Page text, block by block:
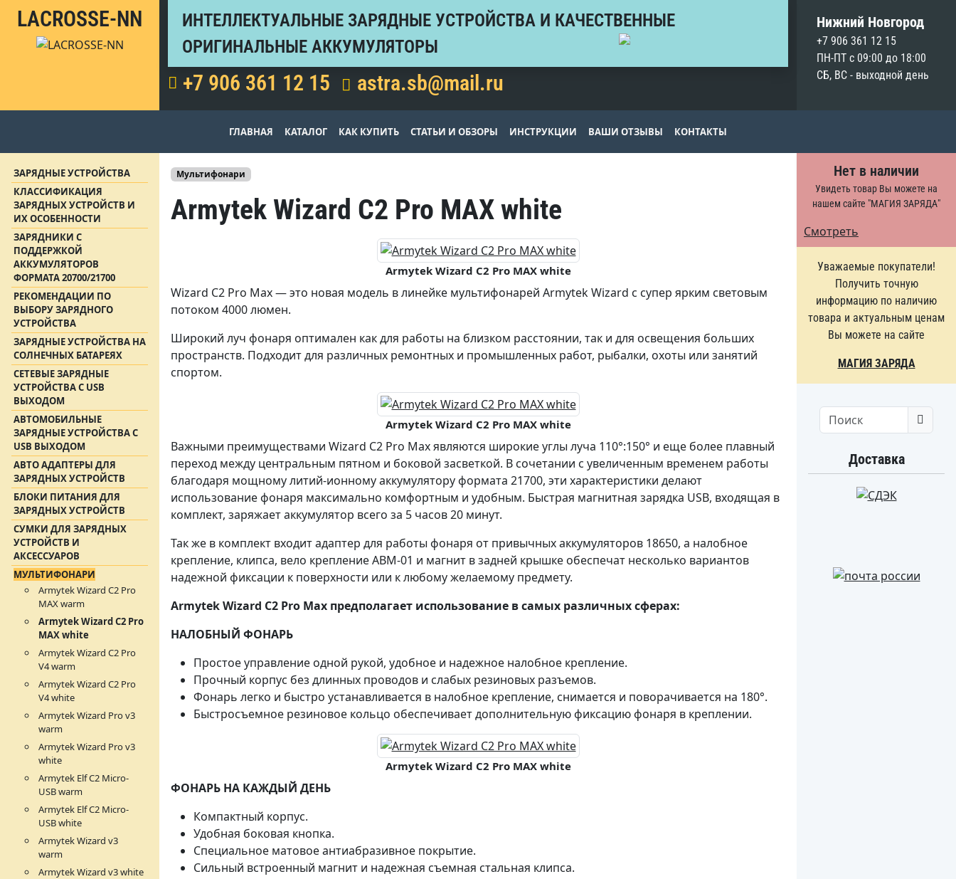
LACROSSE-NN
ИНТЕЛЛЕКТУАЛЬНЫЕ ЗАРЯДНЫЕ УСТРОЙСТВА И КАЧЕСТВЕННЫЕ
ОРИГИНАЛЬНЫЕ АККУМУЛЯТОРЫ
+7 906 361 12 15 astra.sb@mail.ru
Нижний Новгород
+7 906 361 12 15
ПН-ПТ с 09:00 до 18:00
СБ, ВС - выходной день
ГЛАВНАЯ КАТАЛОГ КАК КУПИТЬ СТАТЬИ И ОБЗОРЫ ИНСТРУКЦИИ ВАШИ ОТЗЫВЫ КОНТАКТЫ
ЗАРЯДНЫЕ УСТРОЙСТВА
КЛАССИФИКАЦИЯ
ЗАРЯДНЫХ УСТРОЙСТВ И
ИХ ОСОБЕННОСТИ
ЗАРЯДНИКИ С
ПОДДЕРЖКОЙ
АККУМУЛЯТОРОВ
ФОРМАТА 20700/21700
РЕКОМЕНДАЦИИ ПО
ВЫБОРУ ЗАРЯДНОГО
УСТРОЙСТВА
ЗАРЯДНЫЕ УСТРОЙСТВА НА
СОЛНЕЧНЫХ БАТАРЕЯХ
СЕТЕВЫЕ ЗАРЯДНЫЕ
УСТРОЙСТВА С USB
ВЫХОДОМ
АВТОМОБИЛЬНЫЕ
ЗАРЯДНЫЕ УСТРОЙСТВА С
USB ВЫХОДОМ
АВТО АДАПТЕРЫ ДЛЯ
ЗАРЯДНЫХ УСТРОЙСТВ
БЛОКИ ПИТАНИЯ ДЛЯ
ЗАРЯДНЫХ УСТРОЙСТВ
СУМКИ ДЛЯ ЗАРЯДНЫХ
УСТРОЙСТВ И
АКСЕССУАРОВ
МУЛЬТИФОНАРИ
Armytek Wizard C2 Pro
MAX warm
Armytek Wizard C2 Pro
MAX white
Armytek Wizard C2 Pro
V4 warm
Armytek Wizard C2 Pro
V4 white
Armytek Wizard Pro v3
warm
Armytek Wizard Pro v3
white
Armytek Elf C2 Micro-
USB warm
Armytek Elf C2 Micro-
USB white
Armytek Wizard v3
warm
Armytek Wizard v3 white
Мультифонари
Armytek Wizard C2 Pro MAX white
Armytek Wizard C2 Pro MAX white
Wizard C2 Pro Max — это новая модель в линейке мультифонарей Armytek Wizard с супер ярким световым
потоком 4000 люмен.
Широкий луч фонаря оптимален как для работы на близком расстоянии, так и для освещения больших
пространств. Подходит для различных ремонтных и промышленных работ, рыбалки, охоты или занятий
спортом.
Armytek Wizard C2 Pro MAX white
Важными преимуществами Wizard C2 Pro Max являются широкие углы луча 110°:150° и еще более плавный
переход между центральным пятном и боковой засветкой. В сочетании с увеличенным временем работы
благодаря мощному литий-ионному аккумулятору формата 21700, эти характеристики делают
использование фонаря максимально комфортным и удобным. Быстрая магнитная зарядка USB, входящая в
комплект, заряжает аккумулятор всего за 5 часов 20 минут.
Так же в комплект входит адаптер для работы фонаря от привычных аккумуляторов 18650, а налобное
крепление, клипса, вело крепление ABM-01 и магнит в задней крышке обеспечат несколько вариантов
надежной фиксации к поверхности или к любому желаемому предмету.
Armytek Wizard C2 Pro Max предполагает использование в самых различных сферах:
НАЛОБНЫЙ ФОНАРЬ
Простое управление одной рукой, удобное и надежное налобное крепление.
Прочный корпус без длинных проводов и слабых резиновых разъемов.
Фонарь легко и быстро устанавливается в налобное крепление, снимается и поворачивается на 180°.
Быстросъемное резиновое кольцо обеспечивает дополнительную фиксацию фонаря в креплении.
Armytek Wizard C2 Pro MAX white
ФОНАРЬ НА КАЖДЫЙ ДЕНЬ
Компактный корпус.
Удобная боковая кнопка.
Специальное матовое антиабразивное покрытие.
Сильный встроенный магнит и надежная съемная стальная клипса.
Нет в наличии
Увидеть товар Вы можете на
нашем сайте "МАГИЯ ЗАРЯДА"
Смотреть
Уважаемые покупатели!
Получить точную
информацию по наличию
товара и актуальным ценам
Вы можете на сайте
МАГИЯ ЗАРЯДА
Search
Доставка